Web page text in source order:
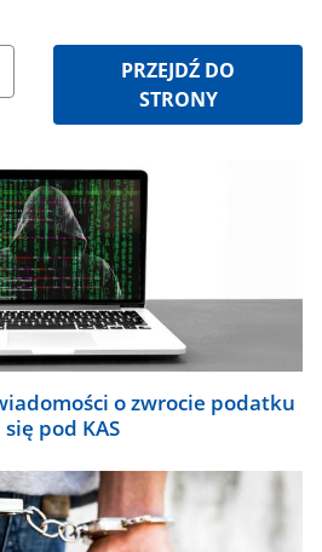
PRZEJDŹ DO
STRONY
o zwrocie podatku
pod KAS